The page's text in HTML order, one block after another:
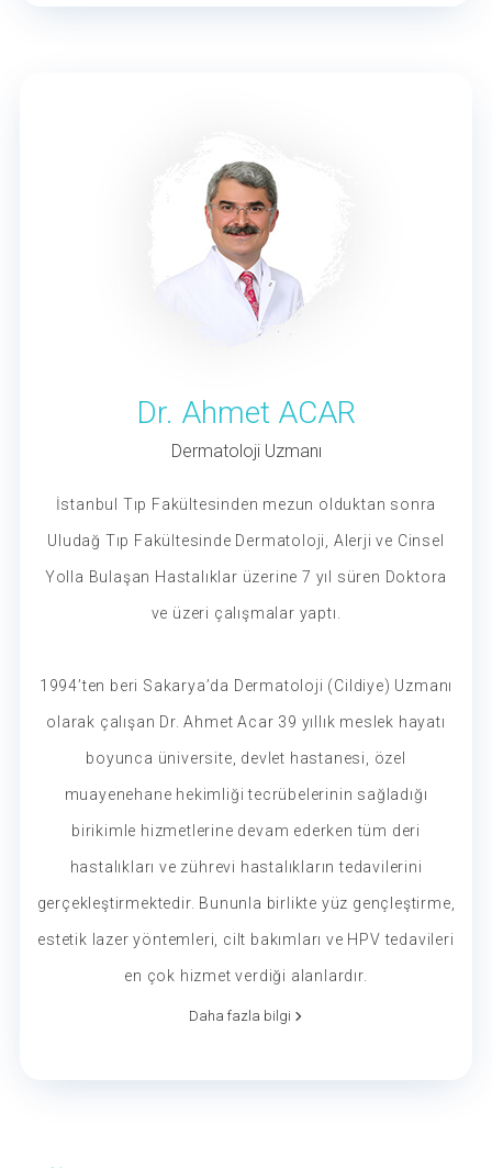
Dr. Ahmet ACAR
Dermatoloji Uzmanı
İstanbul Tıp Fakültesinden mezun olduktan sonra
Uludağ Tıp Fakültesinde Dermatoloji, Alerji ve Cinsel
Yolla Bulaşan Hastalıklar üzerine 7 yıl süren Doktora
ve üzeri çalışmalar yaptı.
1994’ten beri Sakarya’da Dermatoloji (Cildiye) Uzmanı
olarak çalışan Dr. Ahmet Acar 39 yıllık meslek hayatı
boyunca üniversite, devlet hastanesi, özel
muayenehane hekimliği tecrübelerinin sağladığı
birikimle hizmetlerine devam ederken tüm deri
hastalıkları ve zührevi hastalıkların tedavilerini
gerçekleştirmektedir. Bununla birlikte yüz gençleştirme,
estetik lazer yöntemleri, cilt bakımları ve HPV tedavileri
en çok hizmet verdiği alanlardır.
Daha fazla bilgi